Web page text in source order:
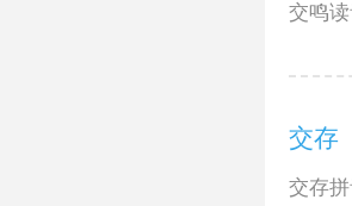
交鸣
交存
交存